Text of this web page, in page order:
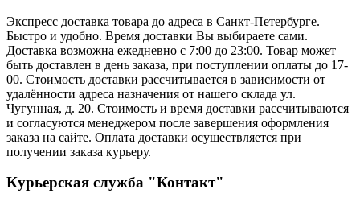
Экспресс доставка товара до адреса в Санкт-Петербурге.
Быстро и удобно. Время доставки Вы выбираете сами.
Доставка возможна ежедневно с 7:00 до 23:00. Товар может
быть доставлен в день заказа, при поступлении оплаты до 17-
00. Стоимость доставки рассчитывается в зависимости от
удалённости адреса назначения от нашего склада ул.
Чугунная, д. 20. Стоимость и время доставки рассчитываются
и согласуются менеджером после завершения оформления
заказа на сайте. Оплата доставки осуществляется при
получении заказа курьеру.
Курьерская служба "Контакт"